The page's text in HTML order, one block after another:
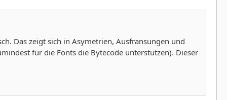
Das zeigt sich in Asymetrien, Ausfransungen und
für die Fonts die Bytecode unterstützen). Dieser